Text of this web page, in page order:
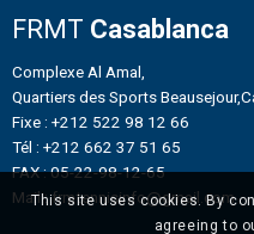
FRMT Casablanca
Complexe Al Amal,
Quartiers des Sports
Fixe : +212 522 98 12 66
Tél : +212 662 37 51 65
FAX : 05-22-98-12-65
Mail : frmtennisinfo@gmail.com
This site uses cookies. By
agreeing to